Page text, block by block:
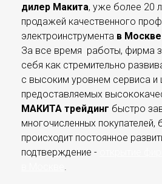
дилер Макита, уже более 20
продажей качественного
электроинструмента в Москве
За все время работы, фирма
себя как стремительно
с высоким уровнем сервиса
предоставляемых
МАКИТА трейдинг быстро
многочисленных покупателей,
происходит постоянное
подтверждение -